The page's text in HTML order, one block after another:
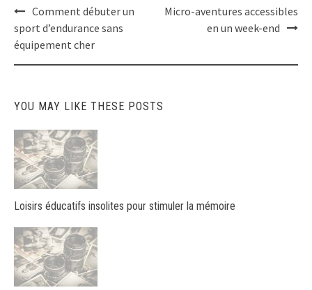
Post
navigation
Comment débuter un
sport d’endurance sans
équipement cher
Micro-aventures accessibles
en un week-end
YOU MAY LIKE THESE POSTS
Loisirs éducatifs insolites pour stimuler la mémoire